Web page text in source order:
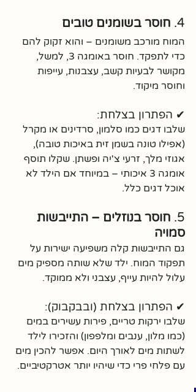
4. חוסר בשומנים טובים
המוח מורכב משומנים – והוא זקוק להם
כדי לתפקד. חוסר באומגה 3, למשל,
מקושר לבעיות קשב, עצבנות, עייפות
וחוסר מיקוד.
✔ הפתרון בצלחת:
שלבו דגים כמו סלמון, סרדינים או מקרל
(אפילו טונה בשמן זית באיכות טובה),
אגוזי מלך, זרעי צ'יה ופשתן. שקלו תוסף
אומגה 3 איכותי – במיוחד אם הילד לא
אוכל דגים כלל.
5. חוסר בנוזלים – התייבשות
סמויה
גם התייבשות קלה משפיעה ישירות על
תפקוד המוח. ילד שלא שותה מספיק מים
עלול להיות עייף, עצבני ולא ממוקד.
✔ הפתרון בצלחת (ובבקבוק):
שלבו ירקות טריים, פירות עשירים במים
(כמו מלון, ענבים ומלפפון) והזכירו לילד
לשתות מים לאורך היום. אפשר להכין מים
עם פלחי פרי כדי שיהיו יותר אטרקטיביים.